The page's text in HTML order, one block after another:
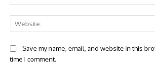
Save my name, email, and website in this
time I comment.